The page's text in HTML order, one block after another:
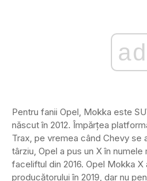
ad
Pentru fanii Opel, Mokka este
născut în 2012. Împărțea
Trax, pe vremea când Chevy se
târziu, Opel a pus un X în
faceliftul din 2016. Opel Mokka
producătorului în 2019, dar nu